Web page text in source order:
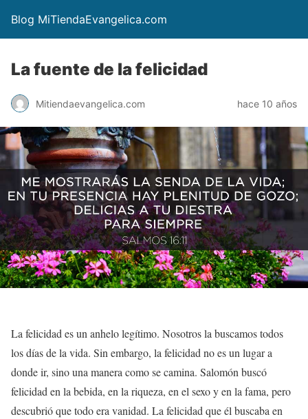
Blog MiTiendaEvangelica.com
La fuente de la felicidad
Mitiendaevangelica.com hace 10 años
La felicidad es un anhelo legítimo. Nosotros la buscamos todos
los días de la vida. Sin embargo, la felicidad no es un lugar a
donde ir, sino una manera como se camina. Salomón buscó
felicidad en la bebida, en la riqueza, en el sexo y en la fama, pero
descubrió que todo era vanidad. La felicidad que él buscaba en